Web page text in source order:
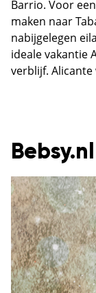
Barrio. Voor
maken naar
nabijgelegen
ideale vakantie
verblijf. Alicante